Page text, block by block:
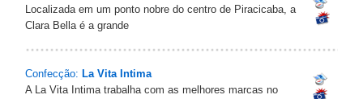
Localizada em um ponto nobre do centro de Piracicaba, a
Clara Bella é a grande
Confecção: La Vita Intima
A La Vita Intima trabalha com as melhores marcas no